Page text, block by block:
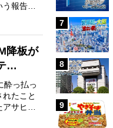
報告も
降板が
…
酔っ払っ
たこと
サヒビ
7
8
9